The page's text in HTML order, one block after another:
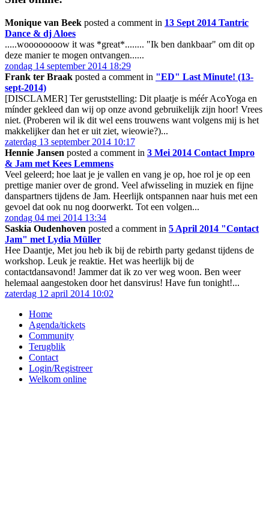
Monique van Beek posted a comment in 13 Sept 2014 Tantric
Dance & dj Aloes
.....woooooooow it was *great*........ "Ik ben dankbaar" om dit op
deze manier te mogen ontvangen......
zondag 14 september 2014 18:29
Frank ter Braak posted a comment in "ED" Last Minute! (13-
sept-2014)
[DISCLAMER] Ter geruststelling: Dit plaatje is méér AcoYoga en
mínder gekleed dan wij op onze avond gebruikelijk zijn hoor! Vrees
niet. (Proberen wil ik dit wel eens trouwens want volgens mij is het
makkelijker dan het er uit ziet, wieowie?)...
zaterdag 13 september 2014 10:17
Hennie Jansen posted a comment in 3 Mei 2014 Contact Impro
& Jam met Kees Lemmens
Veel geleerd; hoe laat je je vallen en vang je op, hoe rol je op een
prettige manier over de grond. Veel afwisseling in muziek en fijne
danspartners tijdens de Jam. Heerlijk ontspannen naar huis met een
gevoel dat ook nu nog doorwerkt. Tot een volgen...
zondag 04 mei 2014 13:34
Saskia Oudenhoven posted a comment in 5 April 2014 "Contact
Jam" met Lydia Müller
Hee Daantje, Met jou heb ik bij de rebirth party gedanst tijdens de
workshop. Leuk je reaktie. Het was heerlijk bij de
contactdansavond! Jammer dat ik zo ver weg woon. Ben weer
helemaal aangestoken door het dansvirus! Have fun tonight!...
zaterdag 12 april 2014 10:02
Home
Agenda/tickets
Community
Terugblik
Contact
Login/Registreer
Welkom online